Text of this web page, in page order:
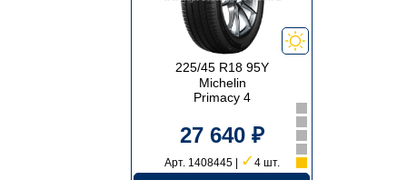
225/45 R18 95Y
Michelin
Primacy 4
27 640 ₽
Арт. 1408445 | ✓ 4 шт.